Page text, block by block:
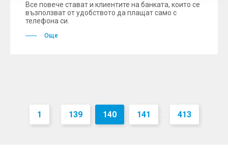
Все повече стават и клиентите на банката, които се
възползват от удобството да плащат само с
телефона си.
Още
1 ... 139 140 141 ... 413